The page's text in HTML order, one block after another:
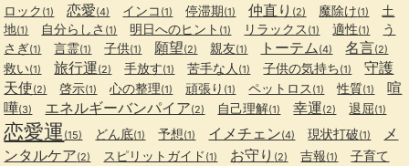
ロック (1) 恋愛(4) インコ (1) 停滞期(1) 仲直り (2) 魔除け(1)
土
地(1) 自分らしさ (1) 明日へのヒント (1) リラックス (1) 適性(1)
う
さぎ(1) 言霊(1) 子供(1) 願望(2) 親友(1) トーテム(4) 名言(2)
救い(1) 旅行運(2) 手放す(1) 苦手な人 (1) 子供の気持ち(1)
守護
天使(2) 啓示(1) 心の整理(1) 頑張り (1) ペットロス (1) 性質(1)
喧
嘩(3) エネルギーバンパイア(2) 自己理解(1) 幸運(2) 退屈(1)
恋愛運 (15) どん底(1) 予想(1) イメチェン(4) 現状打破(1)
メ
ンタルケア(2) スピリットガイド (1) お守り (2) 吉報(1) 子育て